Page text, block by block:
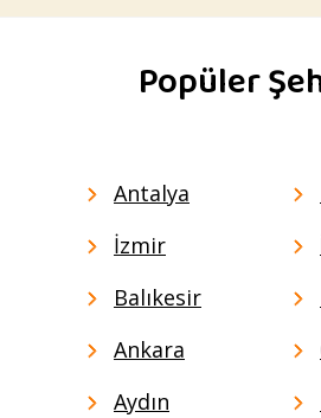
Popüler
Antalya
İzmir
Balıkesir
Ankara
Aydın